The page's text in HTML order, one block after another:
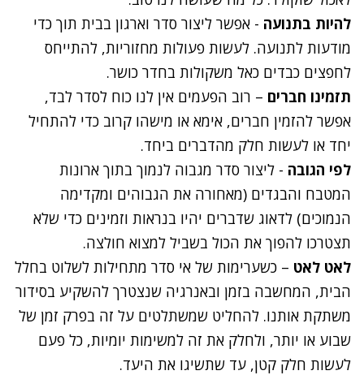
להיות בתנועה - אפשר ליצור סדר וארגון בבית תוך כדי
מודעות לתנועה. לעשות פעולות מחזוריות, להתייחס
לחפצים כבדים כאל משקולות בחדר כושר.
תזמינו חברים – רוב הפעמים אין לנו כוח לסדר לבד,
אפשר להזמין חברים, אימא או מישהו קרוב כדי להתחיל
יחד או לעשות חלק מהדברים ביחד.
לפי הגובה - ליצור סדר מגבוה לנמוך בתוך ארונות
המטבח והבגדים (מאחורה את הגבוהים ומקדימה
הנמוכים) לדאוג שדברים יהיו בנראות וזמינים כדי שלא
תצטרכו להפוך את הכול בשביל למצוא חולצה.
לאט לאט – כשערימות של אי סדר מתחילות לשלוט בחלל
הבית, המחשבה בזמן ובאנרגיה שנצטרך להשקיע בסידור
משתקת אותנו. להחליט שמשתלטים על זה בפרק זמן של
שבוע או יותר, ולחלק את זה למשימות יומיות, כל פעם
לעשות חלק קטן, עד שתשיגו את היעד.